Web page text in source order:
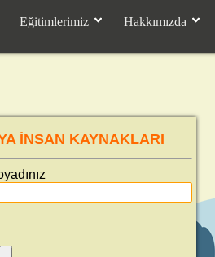
Eğitimlerimiz Hakkımızda